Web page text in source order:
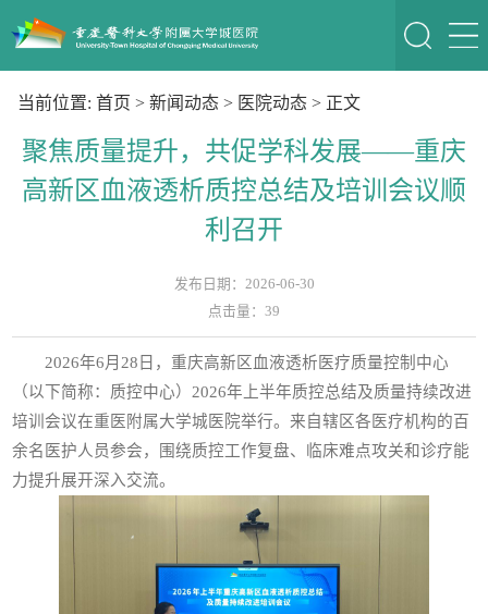
当前位置: 首页 > 新闻动态 > 医院动态 > 正文
聚焦质量提升，共促学科发展——重庆
高新区血液透析质控总结及培训会议顺
利召开
发布日期：2026-06-30
点击量： 39
2026年6月28日，重庆高新区血液透析医疗质量控制中心
（以下简称：质控中心）2026年上半年质控总结及质量持续改进
培训会议在重医附属大学城医院举行。来自辖区各医疗机构的百
余名医护人员参会，围绕质控工作复盘、临床难点攻关和诊疗能
力提升展开深入交流。